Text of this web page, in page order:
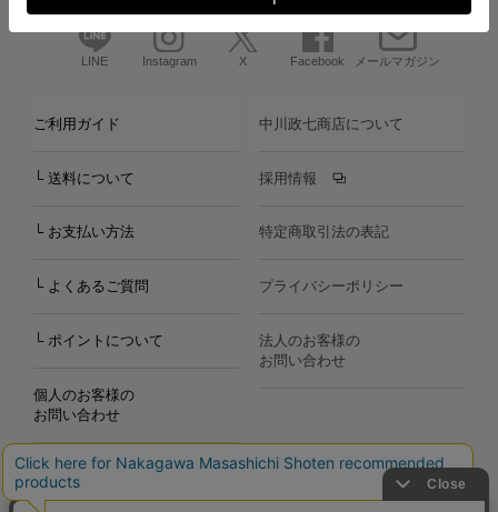
LINE Instagram X Facebook メールマガジン
ご利用ガイド
└ 送料について
└ お支払い方法
└ よくあるご質問
└ ポイントについて
個人のお客様の
お問い合わせ
中川政七商店について
採用情報
特定商取引法の表記
プライバシーポリシー
法人のお客様の
お問い合わせ